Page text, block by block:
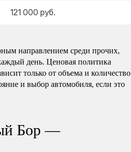
121 000 руб.
направлением среди прочих,
день. Ценовая политика
только от объема и количество
и выбор автомобиля, если это
Бор —